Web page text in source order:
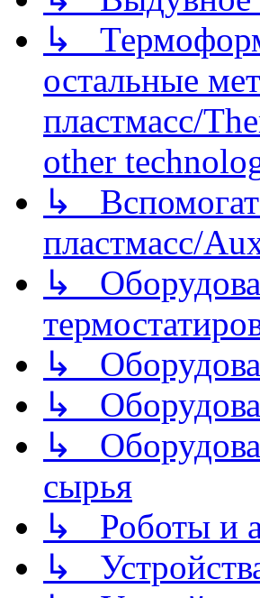
↳
остальные
пластмасс/
other
↳
пластмасс/
↳
↳
↳
↳
сырья
↳ Роботы и
↳